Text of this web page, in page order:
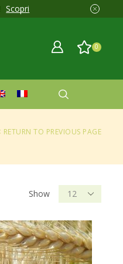
Scopri
0
RETURN TO PREVIOUS PAGE
Show